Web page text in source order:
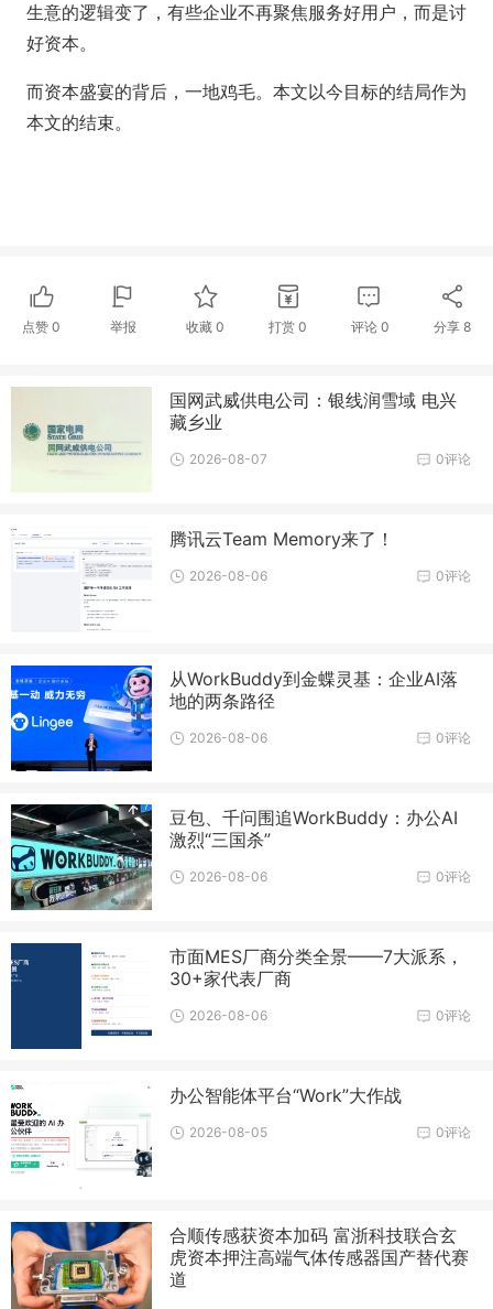
生意的逻辑变了，有些企业不再聚焦服务好用户，而是讨
好资本。
而资本盛宴的背后，一地鸡毛。本文以今目标的结局作为
本文的结束。
点赞 0 举报 收藏0 打赏 0 评论 0 分享 8
国网武威供电公司：银线润雪域 电兴
藏乡业
0评论
2026-08-07
腾讯云Team Memory来了！
0评论
2026-08-06
从WorkBuddy到金蝶灵基：企业AI落
地的两条路径
0评论
2026-08-06
豆包、千问围追WorkBuddy：办公AI
激烈“三国杀”
0评论
2026-08-06
市面MES厂商分类全景——7大派系，
30+家代表厂商
0评论
2026-08-06
办公智能体平台“Work”大作战
0评论
2026-08-05
合顺传感获资本加码 富浙科技联合玄
虎资本押注高端气体传感器国产替代赛
道